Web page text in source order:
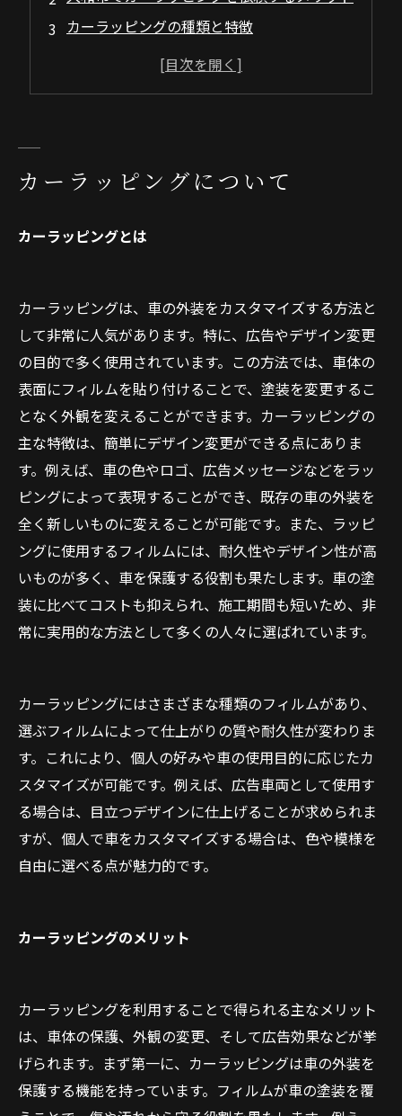
カーラッピングの種類と特徴
カーラッピング業者選びのポイント
大和市で「CRYSTAL CARS」が選ばれる理由
会社概要
対応地域
カーラッピングについて
カーラッピングとは
カーラッピングは、車の外装をカスタマイズする方法と
して非常に人気があります。特に、広告やデザイン変更
の目的で多く使用されています。この方法では、車体の
表面にフィルムを貼り付けることで、塗装を変更するこ
となく外観を変えることができます。カーラッピングの
主な特徴は、簡単にデザイン変更ができる点にありま
す。例えば、車の色やロゴ、広告メッセージなどをラッ
ピングによって表現することができ、既存の車の外装を
全く新しいものに変えることが可能です。また、ラッピ
ングに使用するフィルムには、耐久性やデザイン性が高
いものが多く、車を保護する役割も果たします。車の塗
装に比べてコストも抑えられ、施工期間も短いため、非
常に実用的な方法として多くの人々に選ばれています。
カーラッピングにはさまざまな種類のフィルムがあり、
選ぶフィルムによって仕上がりの質や耐久性が変わりま
す。これにより、個人の好みや車の使用目的に応じたカ
スタマイズが可能です。例えば、広告車両として使用す
る場合は、目立つデザインに仕上げることが求められま
すが、個人で車をカスタマイズする場合は、色や模様を
自由に選べる点が魅力的です。
カーラッピングのメリット
カーラッピングを利用することで得られる主なメリット
は、車体の保護、外観の変更、そして広告効果などが挙
げられます。まず第一に、カーラッピングは車の外装を
保護する機能を持っています。フィルムが車の塗装を覆